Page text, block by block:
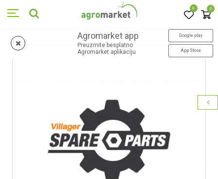
0 0
Agromarket app
Preuzmite besplatno
Agromarket aplikaciju
Google play
App Store